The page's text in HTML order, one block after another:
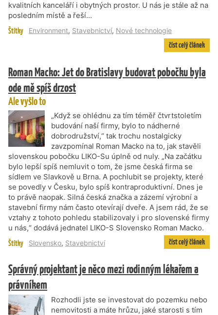
kvalitních kanceláří i obytných prostor. U nás je stále až na
posledním místě a řeší…
Štítky Environment, Stavebnictví, Nové technologie
číst celý článek
Roman Macko: Jet do Bratislavy budovat pobočku byla
ode mě spíš drzost
Ale vyšlo to
„Když se ohlédnu za tím téměř čtvrtstoletím
budování naší firmy, bylo to nádherné
dobrodružství,“ tak trochu nostalgicky
zavzpomínal Roman Macko na to, jak stavěli
slovenskou pobočku LIKO-Su úplně od nuly. „Na začátku
bylo lepší spíš nemluvit o tom, že jsme česká firma se
sídlem ve Slavkově u Brna. A pochlubit se projekty, které
se povedly v Česku, bylo spíš kontraproduktivní. Dnes je
to právě naopak. Silná česká značka a zázemí výrobní a
stavební firmy nám často otevírají dveře. A jsem rád, že se
vztahy z tohoto pohledu stabilizovaly i pro slovenské firmy
u nás,“ dodává jednatel LIKO-S Slovensko Roman Macko.
Štítky Slovensko, Stavebnictví číst celý článek
Správný projektant je něco mezi rodinným lékařem a
právníkem
Rozhodli jste se investovat do pozemku nebo
nemovitosti a máte hrůzu, jaké starosti s tím